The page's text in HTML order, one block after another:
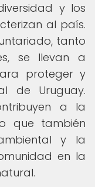
y los
al país.
tanto
se llevan a
proteger y
de Uruguay.
a la
que también
y la
en la